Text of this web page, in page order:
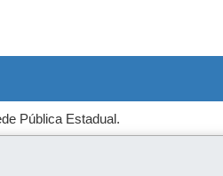
Pública Estadual.